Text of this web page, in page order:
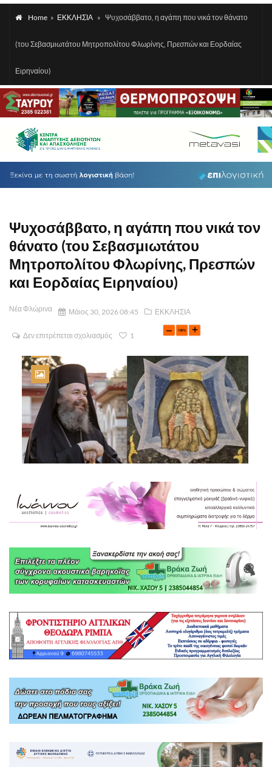
Home » ΕΚΚΛΗΣΙΑ » Ψυχοσάββατο, η αγάπη που νικά τον θάνατο
(του Σεβασμιωτάτου Μητροπολίτου Φλωρίνης, Πρεσπών και Εορδαίας
Ειρηναίου)
Ψυχοσάββατο, η αγάπη που νικά τον
θάνατο (του Σεβασμιωτάτου
Μητροπολίτου Φλωρίνης, Πρεσπών
και Εορδαίας Ειρηναίου)
Νέα Φλώρινα Μάιος 30, 2026 08:45 ΕΚΚΛΗΣΙΑ
Δεν επιτρέπεται σχολιασμός 1